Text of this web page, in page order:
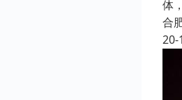
体
合
20-